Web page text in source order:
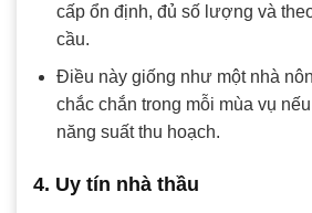
cấp ổn định, đủ số lượng và
cầu.
Điều này giống như một nhà
chắc chắn trong mỗi mùa vụ
năng suất thu hoạch.
4. Uy tín nhà thầu